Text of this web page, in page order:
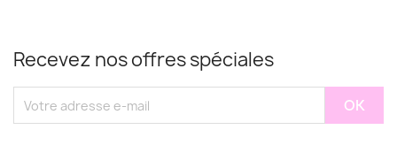
Recevez nos offres spéciales